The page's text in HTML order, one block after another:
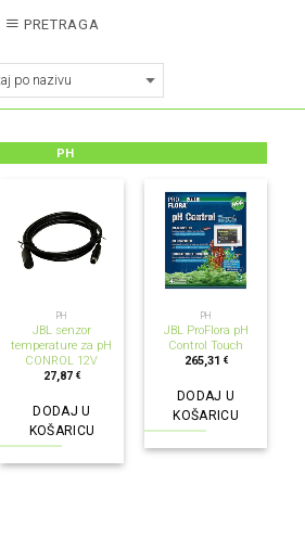
PRETRAGA
PH
PH
JBL senzor
temperature za pH
CONROL 12V
27,87 €
DODAJ U
KOŠARICU
PH
JBL ProFlora pH
Control Touch
265,31 €
DODAJ U
KOŠARICU